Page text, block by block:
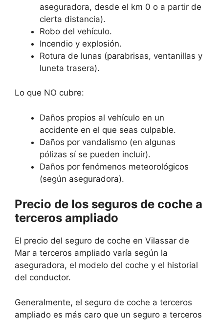
aseguradora, desde el km 0 o a partir de
cierta distancia).
Robo del vehículo.
Incendio y explosión.
Rotura de lunas (parabrisas, ventanillas y
luneta trasera).
Lo que NO cubre:
Daños propios al vehículo en un
accidente en el que seas culpable.
Daños por vandalismo (en algunas
pólizas sí se pueden incluir).
Daños por fenómenos meteorológicos
(según aseguradora).
Precio de los seguros de coche a
terceros ampliado
El precio del seguro de coche en Vilassar de
Mar a terceros ampliado varía según la
aseguradora, el modelo del coche y el historial
del conductor.
Generalmente, el seguro de coche a terceros
ampliado es más caro que un seguro a terceros